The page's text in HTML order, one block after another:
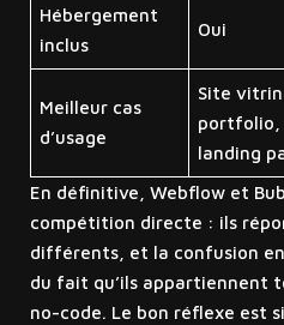
Hébergement
inclus
Oui
Meilleur cas
d’usage
Site
portfolio,
landing
En définitive, Webflow et
compétition directe : ils
différents, et la confusion
du fait qu’ils appartiennent
no-code. Le bon réflexe est